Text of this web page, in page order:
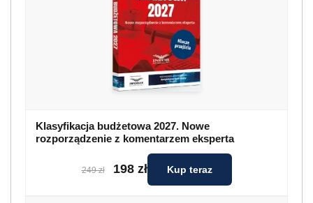
Klasyfikacja budżetowa 2027. Nowe
rozporządzenie z komentarzem eksperta
249 zł 198 zł Kup teraz